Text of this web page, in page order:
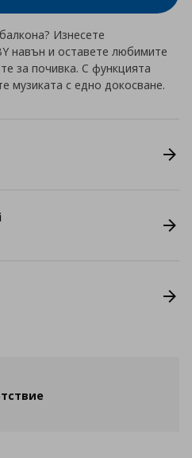
Изнесете
навън и оставете любимите
за почивка. С функцията
музиката с едно докосване.